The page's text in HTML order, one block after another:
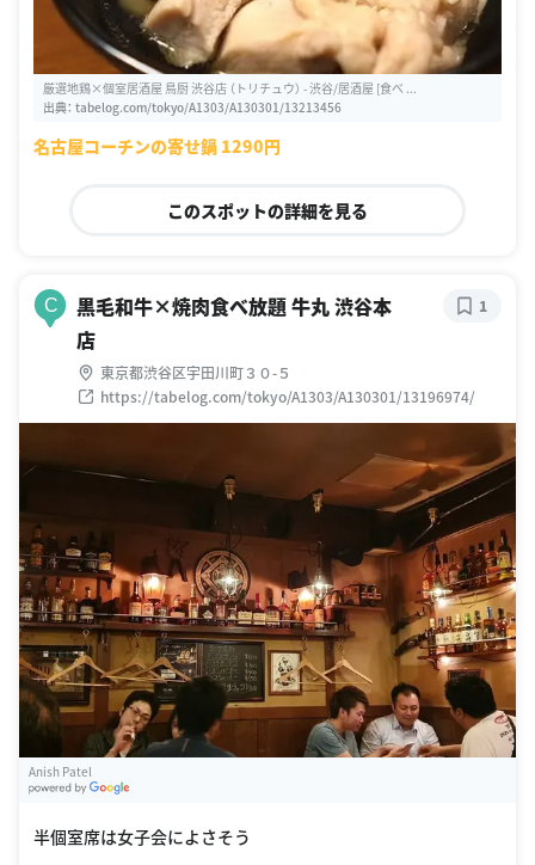
厳選地鶏×個室居酒屋 鳥厨 渋谷店 （トリチュウ） - 渋谷/居酒屋 [食べ ...
出典： tabelog.com/tokyo/A1303/A130301/13213456
名古屋コーチンの寄せ鍋 1290円
このスポットの詳細を見る
C
黒毛和牛×焼肉食べ放題 牛丸 渋谷本
店
東京都渋谷区宇田川町３０-５
https://tabelog.com/tokyo/A1303/A130301/13196974/
1
Anish Patel
半個室席は女子会によさそう